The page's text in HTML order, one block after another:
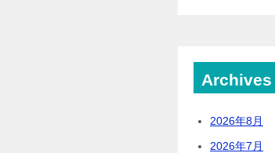
Archives
2026年8月
2026年7月